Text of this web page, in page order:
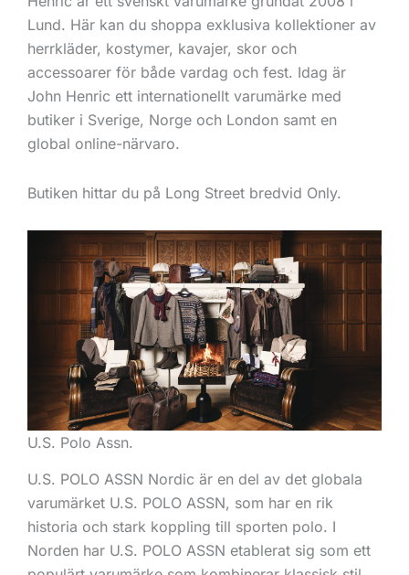
Lund. Här kan du shoppa exklusiva kollektioner av
herrkläder, kostymer, kavajer, skor och
accessoarer för både vardag och fest. Idag är
John Henric ett internationellt varumärke med
butiker i Sverige, Norge och London samt en
global online-närvaro.
Butiken hittar du på Long Street bredvid Only.
U.S. Polo Assn.
U.S. POLO ASSN Nordic är en del av det globala
varumärket U.S. POLO ASSN, som har en rik
historia och stark koppling till sporten polo. I
Norden har U.S. POLO ASSN etablerat sig som ett